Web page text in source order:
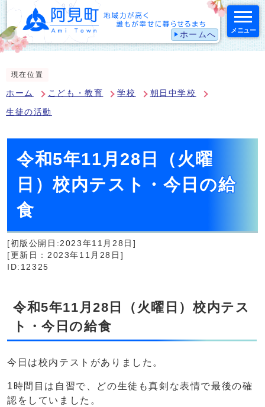
ホームへ メニュー
現在位置
ホーム こども・教育 学校 朝日中学校
生徒の活動
令和5年11月28日（火曜
日）校内テスト・今日の給
食
[初版公開日:2023年11月28日]
[更新日：2023年11月28日]
ID:12325
令和5年11月28日（火曜日）校内テス
ト・今日の給食
今日は校内テストがありました。
1時間目は自習で、どの生徒も真剣な表情で最後の確
認をしていました。